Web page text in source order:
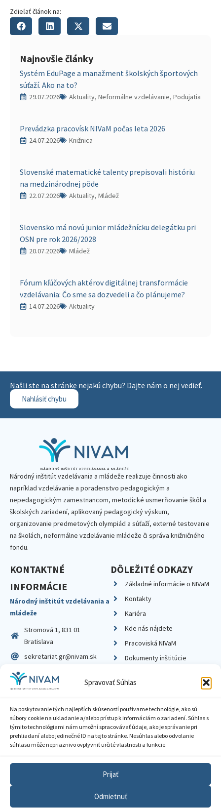
Spravovať Súhlas
Na poskytovanie tých najlepších skúseností používame technológie, ako sú
súbory cookie na ukladanie a/alebo prístup k informáciám o zariadení. Súhlas s
týmito technológiami nám umožní spracovávať údaje, ako je správanie pri
prehliadaní alebo jedinečné ID na tejto stránke. Nesúhlas alebo odvolanie
súhlasu môže nepriaznivo ovplyvniť určité vlastnosti a funkcie.
Prijať
Odmietnuť
Zdieľať článok na:
Najnovšie články
Systém EduPage a manažment školských športových
súťaží. Ako na to?
29.07.2026 Aktuality, Neformálne vzdelávanie, Podujatia
Prevádzka pracovísk NIVaM počas leta 2026
24.07.2026 Knižnica
Slovenské matematické talenty prepisovali históriu
na medzinárodnej pôde
22.07.2026 Aktuality, Mládež
Slovensko má novú junior mládežnícku delegátku pri
OSN pre rok 2026/2028
20.07.2026 Mládež
Fórum kľúčových aktérov digitálnej transformácie
vzdelávania: Čo sme sa dozvedeli a čo plánujeme?
14.07.2026 Aktuality
Našli ste na stránke nejakú chybu? Dajte nám o nej vedieť.
Nahlásiť chybu
Národný inštitút vzdelávania a mládeže realizuje činnosti ako
napríklad vzdelávanie a poradenstvo pedagogickým a
nepedagogickým zamestnancom, metodické usmerňovanie škôl a
školských zariadení, aplikovaný pedagogický výskum,
organizovanie predmetových olympiád a súťaží, externé testovanie
na školách, neformálne vzdelávanie mládeže či správa knižničného
fondu.
KONTAKTNÉ
INFORMÁCIE
Národný inštitút vzdelávania a
mládeže
Stromová 1, 831 01
Bratislava
sekretariat.gr@nivam.sk
IČO: 00164348
DIČ: 2020798714
DÔLEŽITÉ ODKAZY
Základné informácie o NIVaM
Kontakty
Kariéra
Kde nás nájdete
Pracoviská NIVaM
Dokumenty inštitúcie
Zásady ochrany súkromia
Sprístupnenie informácií
Nastavenia cookies